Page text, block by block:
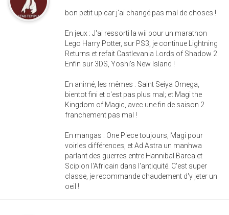
bon petit up car j'ai changé pas mal de choses !
En jeux : J'ai ressorti la wii pour un marathon
Lego Harry Potter, sur PS3, je continue Lightning
Returns et refait Castlevania Lords of Shadow 2.
Enfin sur 3DS, Yoshi's New Island !
En animé, les mêmes : Saint Seiya Omega,
bientot fini et c'est pas plus mal; et Magi the
Kingdom of Magic, avec une fin de saison 2
franchement pas mal !
En mangas : One Piece toujours, Magi pour
voirles différences, et Ad Astra un manhwa
parlant des guerres entre Hannibal Barca et
Scipion l'Africain dans l'antiquité. C'est super
classe, je recommande chaudement d'y jeter un
oeil !